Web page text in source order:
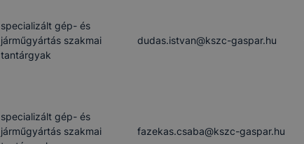
specializált gép- és
járműgyártás szakmai
tantárgyak
dudas.istvan​@kszc-gaspar.hu
specializált gép- és
járműgyártás szakmai
fazekas.csaba​@kszc-gaspar.hu